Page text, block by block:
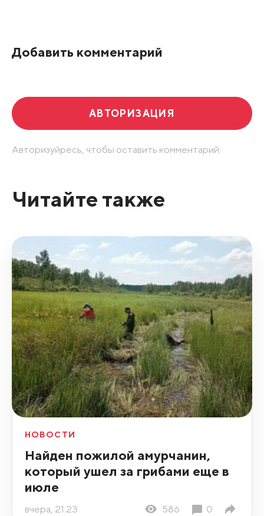
Добавить комментарий
АВТОРИЗАЦИЯ
Авторизуйресь, чтобы оставить комментарий.
Читайте также
НОВОСТИ
Найден пожилой амурчанин,
который ушел за грибами еще в
июле
вчера, 21:23 586 0